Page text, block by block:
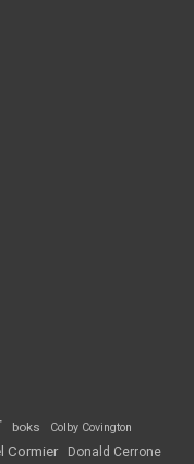
boks Colby Covington
Cormier Donald Cerrone